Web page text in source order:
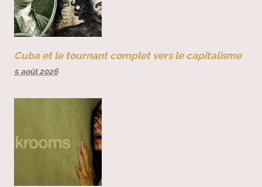
Cuba et le tournant complet vers le capitalisme
5 août 2026